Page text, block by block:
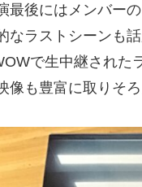
最後にはメンバー
なラストシーンも話
で生中継された
像も豊富に取りそ